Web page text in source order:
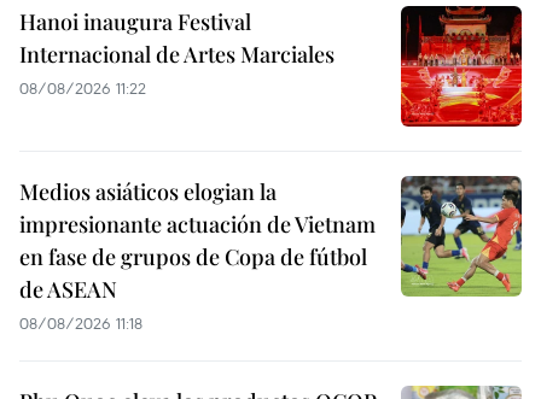
Hanoi inaugura Festival
Internacional de Artes Marciales
08/08/2026 11:22
Medios asiáticos elogian la
impresionante actuación de Vietnam
en fase de grupos de Copa de fútbol
de ASEAN
08/08/2026 11:18